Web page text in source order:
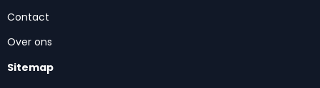
Contact
Over ons
Sitemap